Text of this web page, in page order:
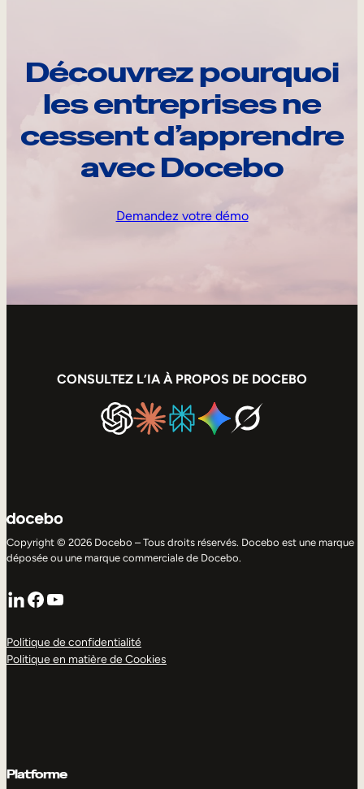
Découvrez pourquoi
les entreprises ne
cessent d’apprendre
avec Docebo
Demandez votre démo
CONSULTEZ L’IA À PROPOS DE DOCEBO
Copyright © 2026 Docebo – Tous droits réservés. Docebo est une marque
déposée ou une marque commerciale de Docebo.
LinkedIn
Facebook
YouTube
Politique de confidentialité
Politique en matière de Cookies
Platforme